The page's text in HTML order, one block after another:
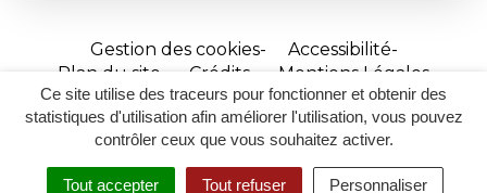
Ce site utilise des traceurs pour fonctionner et obtenir des
statistiques d'utilisation afin améliorer l'utilisation, vous pouvez
contrôler ceux que vous souhaitez activer.
Tout accepter Tout refuser Personnaliser
Gestion des cookies
Accessibilité
Plan du site
Crédits
Mentions Légales
Site
réalisé
par
Inovagora